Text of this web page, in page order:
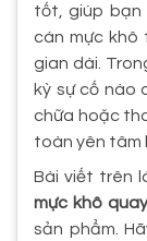
tốt, giúp bạn
cán mực khô
gian dài.
kỳ sự cố nào
chữa hoặc
toàn yên tâm
Bài viết trên
mực khô
sản phẩm.